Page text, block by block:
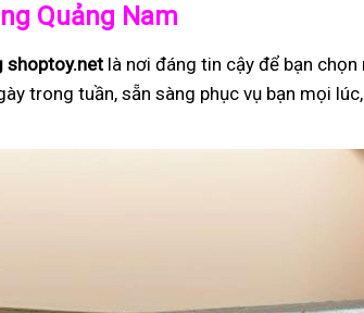
Quảng Nam
shoptoy.net là nơi đáng tin cậy để bạn chọn
trong tuần, sẵn sàng phục vụ bạn mọi